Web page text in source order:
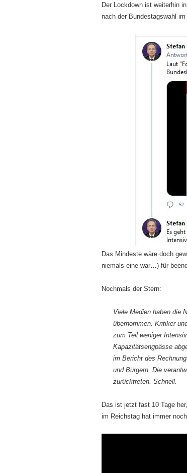
Der Lockdown ist weiterhin
nach der Bundestagswahl im
Das Mindeste wäre doch
niemals eine war…) für
Nochmals der Stern:
Viele Medien haben die
übernommen. Kritiker
zum Teil weniger
Kapazitätsengpässe
im Bericht des
und Bürgern. Die
zurücktreten. Schnell.
Das ist jetzt fast 10 Tage
im Reichstag hat immer